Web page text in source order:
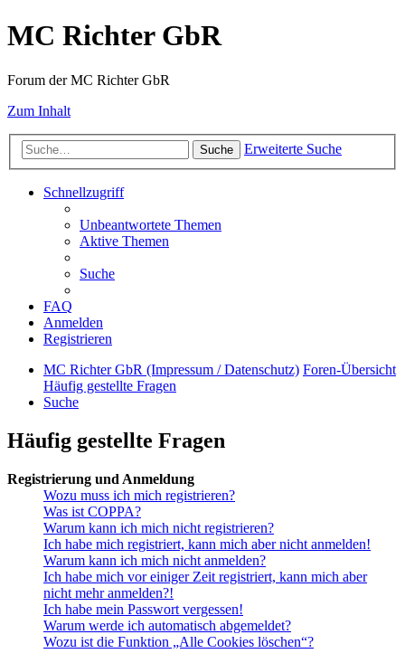
MC Richter GbR
Forum der MC Richter GbR
Zum Inhalt
Suche Erweiterte Suche
Schnellzugriff
Unbeantwortete Themen
Aktive Themen
Suche
FAQ
Anmelden
Registrieren
MC Richter GbR (Impressum / Datenschutz) Foren-Übersicht
Häufig gestellte Fragen
Suche
Häufig gestellte Fragen
Registrierung und Anmeldung
Wozu muss ich mich registrieren?
Was ist COPPA?
Warum kann ich mich nicht registrieren?
Ich habe mich registriert, kann mich aber nicht anmelden!
Warum kann ich mich nicht anmelden?
Ich habe mich vor einiger Zeit registriert, kann mich aber
nicht mehr anmelden?!
Ich habe mein Passwort vergessen!
Warum werde ich automatisch abgemeldet?
Wozu ist die Funktion „Alle Cookies löschen“?